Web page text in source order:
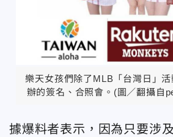
樂天女孩們除了MLB「台灣日」
辦的簽名、合照會。(圖／翻攝自
據爆料者表示，因為只要涉